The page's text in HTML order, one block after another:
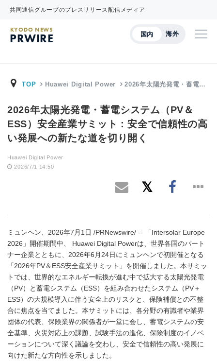
共同通信グループのプレスリリース配信メディア
国内 海外
KYODO NEWS
PRWIRE
TOP Huawei Digital Power 2026年太陽光発電・蓄電…
2026年太陽光発電・蓄電システム（PV＆
ESS）安全産業サミット：安全で信頼性の高
い発展への新たな道を切り開く
Huawei Digital Power
2026/7/1 14:50
ミュンヘン、2026年7月1日 /PRNewswire/ -- 「Intersolar Europe
2026」開催期間中、 Huawei Digital Powerは、世界各国のパート
ナー企業とともに、2026年6月24日にミュンヘンで初開催となる
「2026年PV＆ESS安全産業サミット」を開催しました。本サミッ
トでは、世界的なエネルギー転換が進む中で拡大する太陽光発電
（PV）と蓄電システム（ESS）を組み合わせたシステム（PV＋
ESS）の大規模導入に伴う安全上のリスクと、保険補償との不整
合に焦点を当てました。本サミットには、各分野の有識者や業界
団体の代表、保険業界の関係者が一堂に会し、蓄電システムの安
全基準、火災対応上の課題、試験手法の進化、保険制度のイノベ
ーションについて深く議論を交わし、安全で信頼性の高い発展に
向けた新たな方向性を示しました。